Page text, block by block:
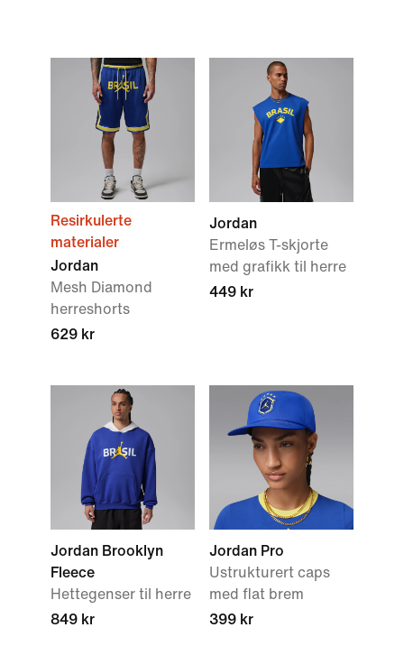
Resirkulerte
materialer
Jordan
Mesh Diamond
herreshorts
629 kr
Jordan
Ermeløs T-skjorte
med grafikk til herre
449 kr
Jordan Brooklyn
Fleece
Hettegenser til herre
849 kr
Jordan Pro
Ustrukturert caps
med flat brem
399 kr